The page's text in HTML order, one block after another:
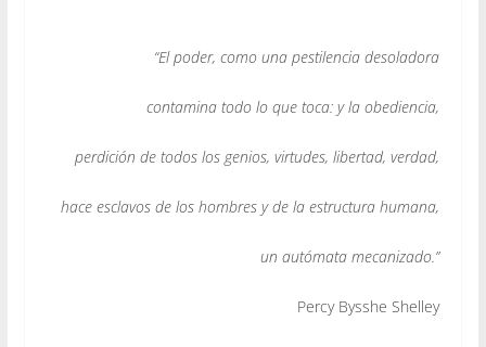
“El poder, como una pestilencia desoladora
contamina todo lo que toca: y la obediencia,
perdición de todos los genios, virtudes, libertad, verdad,
hace esclavos de los hombres y de la estructura humana,
un autómata mecanizado.”
Percy Bysshe Shelley